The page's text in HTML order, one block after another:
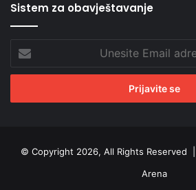
Sistem za obavještavanje
Unesite
Email
adresu
© Copyright 2026, All Rights Reserved |
Arena